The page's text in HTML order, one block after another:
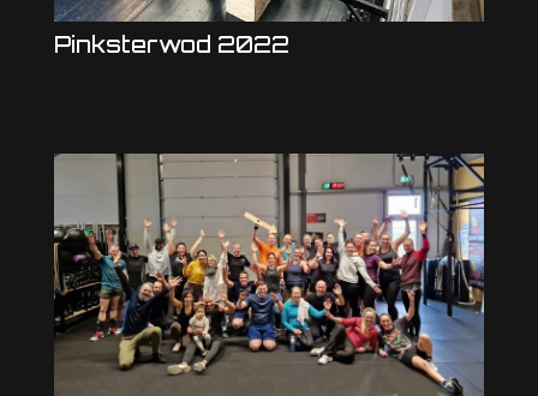
Pinksterwod 2022